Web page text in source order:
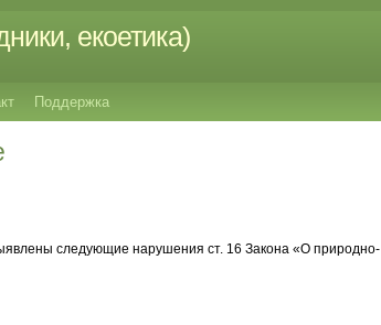
екоетика)
Поддержка
следующие нарушения ст. 16 Закона «О природно-